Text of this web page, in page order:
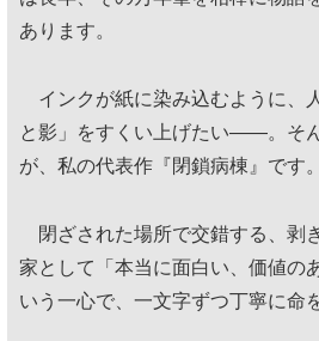
あります。
インクが紙に染み込むように、
と影」をすくい上げたい——。そ
が、私の代表作『閉鎖病棟』です。
閉ざされた場所で交錯する、剥
家として「本当に面白い、価値の
いう一心で、一文字ずつ丁寧に命